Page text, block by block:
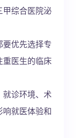
甲综合医院泌
要优先选择专
重医生的临床
就诊环境、术
就医体验和